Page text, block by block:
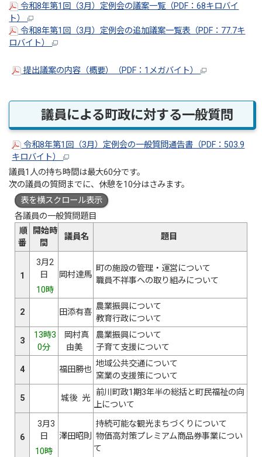
令和8年第1回（3月）定例会の議案一覧（PDF：68キロバイ
ト）
令和8年第1回（3月）定例会の追加議案一覧表（PDF：77.7キ
ロバイト）
提出議案の内容（概要）（PDF：1メガバイト）
議員による町政に対する一般質問
令和8年第1回（3月）定例会の一般質問通告書（PDF：503.9
キロバイト）
議員1人の持ち時間は最大60分です。
次の議員の質問までに、休憩を10分はさみます。
表を横スクロール表示
各議員の一般質問題目
順
番
開始時
間
議員名 題目
1
3月2
日
10時
岡村達馬
町の施設の管理・運営について
職員不祥事への取り組みについて
2 田添有喜
農業振興について
教育行政について
3
13時3
0分
岡村真
由美
農業振興について
子育て支援について
4 福田勝也
地域公共交通について
窯業の支援策について
5 城後 光
前川町政1期3年半の総括と町民福祉の向
上について
6
3月3
日
10時
澤田昭則
持続可能な観光まちづくりについて
物価高対策プレミアム商品券事業につい
て